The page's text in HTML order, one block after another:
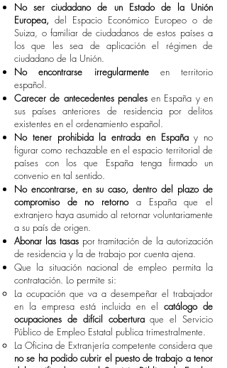
No ser ciudadano de un Estado de la Unión
Europea, del Espacio Económico Europeo o de
Suiza, o familiar de ciudadanos de estos países a
los que les sea de aplicación el régimen de
ciudadano de la Unión.
No encontrarse irregularmenteen territorio
español.
Carecer de antecedentes penalesen España y en
sus países anteriores de residencia por delitos
existentes en el ordenamiento español.
No tener prohibida la entrada en Españay no
figurar como rechazable en el espacio territorial de
países con los que España tenga firmado un
convenio en tal sentido.
No encontrarse, en su caso, dentro del plazo de
compromiso de no retornoa España que el
extranjero haya asumido al retornar voluntariamente
a su país de origen.
Abonar las tasaspor tramitación de la autorización
de residencia y la de trabajo por cuenta ajena.
Que la situación nacional de empleo permita la
contratación. Lo permite si:
La ocupación que va a desempeñar el trabajador
en la empresa está incluida en el catálogo de
ocupaciones de difícil coberturaque el Servicio
Público de Empleo Estatal publica trimestralmente.
La Oficina de Extranjería competente considera que
no se ha podido cubrir el puesto de trabajo a tenor